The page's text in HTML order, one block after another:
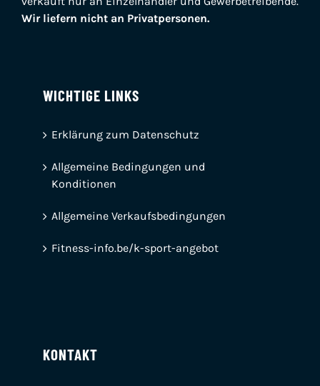
Wir liefern nicht an Privatpersonen.
WICHTIGE LINKS
Erklärung zum Datenschutz
Allgemeine Bedingungen und
Konditionen
Allgemeine Verkaufsbedingungen
Fitness-info.be/k-sport-angebot
KONTAKT